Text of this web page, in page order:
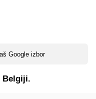
Google izbor
Belgiji.